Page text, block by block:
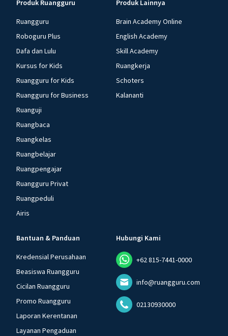
Produk Ruangguru
Ruangguru
Roboguru Plus
Dafa dan Lulu
Kursus for Kids
Ruangguru for Kids
Ruangguru for Business
Ruanguji
Ruangbaca
Ruangkelas
Ruangbelajar
Ruangpengajar
Ruangguru Privat
Ruangpeduli
Airis
Produk Lainnya
Brain Academy Online
English Academy
Skill Academy
Ruangkerja
Schoters
Kalananti
Bantuan & Panduan
Kredensial Perusahaan
Beasiswa Ruangguru
Cicilan Ruangguru
Promo Ruangguru
Laporan Kerentanan
Layanan Pengaduan
Hubungi Kami
+62 815-7441-0000
info@ruangguru.com
02130930000